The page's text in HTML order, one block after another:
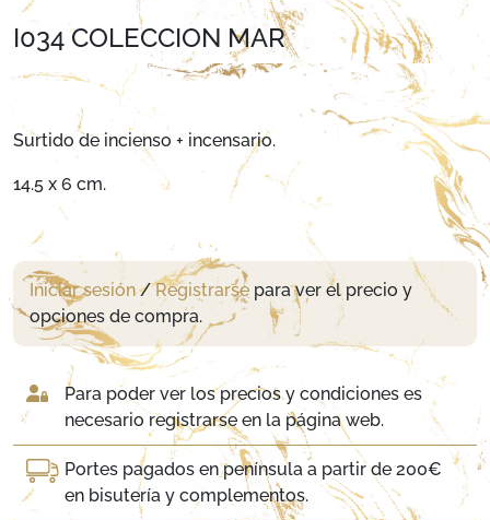
I034 COLECCION MAR
Surtido de incienso + incensario.
14.5 x 6 cm.
Iniciar sesión/Registrarse para ver el precio y
opciones de compra.
Para poder ver los precios y condiciones es
necesario registrarse en la página web.
Portes pagados en península a partir de 200€
en bisutería y complementos.